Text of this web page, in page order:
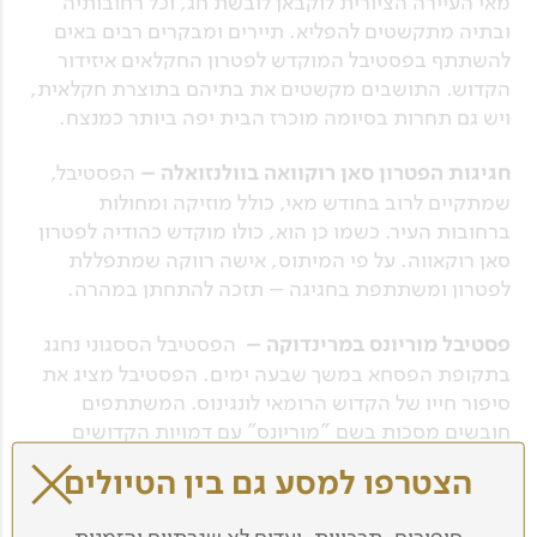
ובתיה מתקשטים להפליא. תיירים ומבקרים רבים באים
להשתתף בפסטיבל המוקדש לפטרון החקלאים איזידור
הקדוש. התושבים מקשטים את בתיהם בתוצרת חקלאית,
ויש גם תחרות בסיומה מוכרז הבית יפה ביותר כמנצח.
חגיגות הפטרון סאן רוקוואה בוולנזואלה – הפסטיבל,
שמתקיים לרוב בחודש מאי, כולל מוזיקה ומחולות
ברחובות העיר. כשמו כן הוא, כולו מוקדש כהודיה לפטרון
סאן רוקאווה. על פי המיתוס, אישה רווקה שמתפללת
לפטרון ומשתתפת בחגיגה – תזכה להתחתן במהרה.
פסטיבל מוריונס במרינדוקה – הפסטיבל הססגוני נחגג
בתקופת הפסחא במשך שבעה ימים. הפסטיבל מציג את
סיפור חייו של הקדוש הרומאי לונגינוס. המשתתפים
חובשים מסכות בשם "מוריונס" עם דמויות הקדושים
הצטרפו למסע גם בין הטיולים